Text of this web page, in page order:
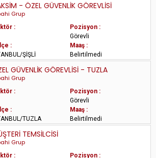
- ÖZEL GÜVENLİK GÖREVLİSİ
Grup
:
Pozisyon :
Görevli
:
ŞİŞLİ
Maaş :
Belirtilmedi
GÜVENLİK GÖREVLİSİ - TUZLA
Grup
:
Pozisyon :
Görevli
:
TUZLA
Maaş :
Belirtilmedi
TEMSİLCİSİ
Grup
:
Pozisyon :